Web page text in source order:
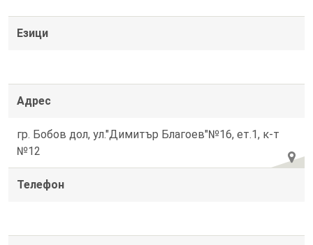
Езици
Адрес
гр. Бобов дол, ул."Димитър Благоев"№16, ет.1, к-т
№12
Телефон